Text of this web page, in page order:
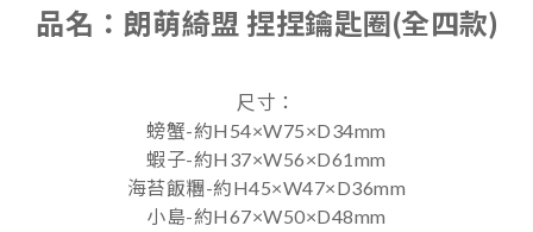
品名： 朗萌綺盟 捏捏鑰匙圈(全四款)
尺寸：
螃蟹-約H54×W75×D34mm
蝦子-約H37×W56×D61mm
海苔飯糰-約H45×W47×D36mm
小島-約H67×W50×D48mm